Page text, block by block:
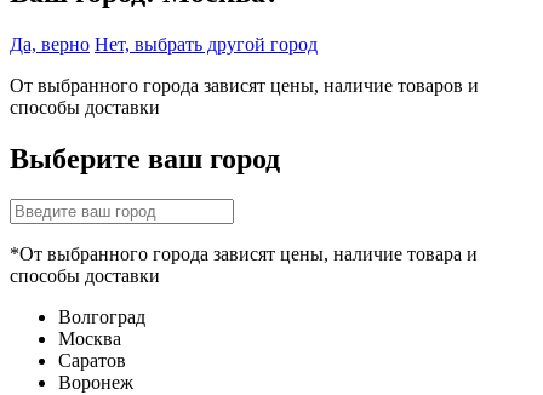
Да, верно Нет, выбрать другой город
От выбранного города зависят цены, наличие товаров и
способы доставки
Выберите ваш город
*От выбранного города зависят цены, наличие товара и
способы доставки
Волгоград
Москва
Саратов
Воронеж